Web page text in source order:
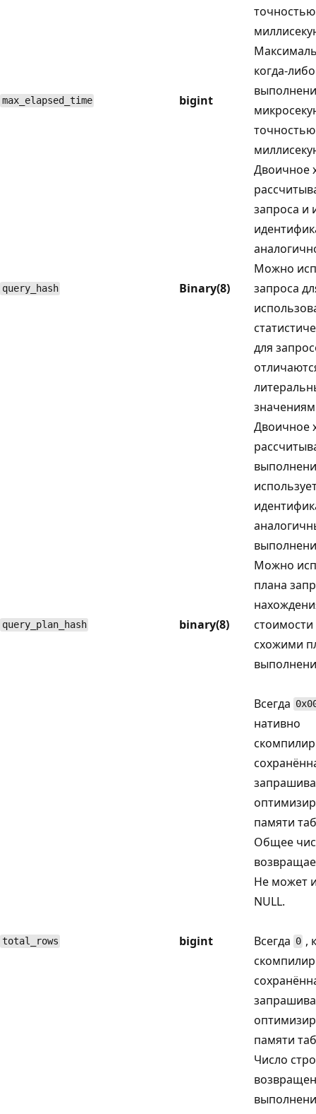
max_elapsed_time bigint
когда-
query_hash Binary(8)
Двоичное
запроса и
Можно
запроса
для
query_plan_hash binary(8)
Двоичное
Можно
плана
схожими
Всегда
нативно
памяти
total_rows bigint
Общее
Не может
NULL.
Всегда 0 ,
памяти
Число